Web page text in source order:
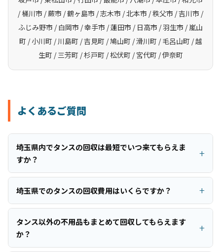
/ 桶川市 / 蕨市 / 鶴ヶ島市 / 志木市 / 北本市 / 秩父市 / 吉川市 /
ふじみ野市 / 白岡市 / 幸手市 / 蓮田市 / 日高市 / 羽生市 / 嵐山
町 / 小川町 / 川島町 / 吉見町 / 鳩山町 / 滑川町 / 毛呂山町 / 越
生町 / 三芳町 / 杉戸町 / 松伏町 / 宮代町 / 伊奈町
よくあるご質問
埼玉県内でタンスの回収は最短でいつ来てもらえま
すか？
埼玉県でのタンスの回収費用はいくらですか？
タンス以外の不用品もまとめて回収してもらえます
か？